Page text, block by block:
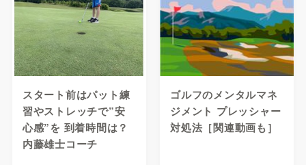
スタート前はパット練
習やストレッチで”安
心感”を 到着時間は？
内藤雄士コーチ
ゴルフのメンタルマネ
ジメント プレッシャー
対処法［関連動画も］